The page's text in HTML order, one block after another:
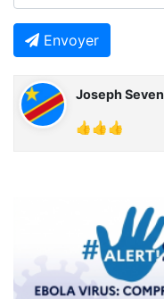
Envoyer
Joseph Seven
👍👍👍